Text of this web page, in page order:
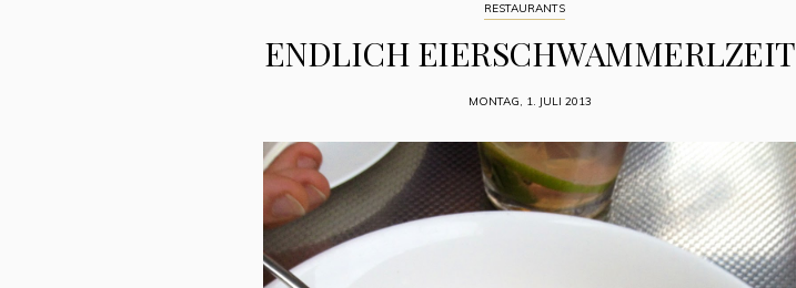
RESTAURANTS
ENDLICH EIERSCHWAMMERLZEIT
MONTAG, 1. JULI 2013